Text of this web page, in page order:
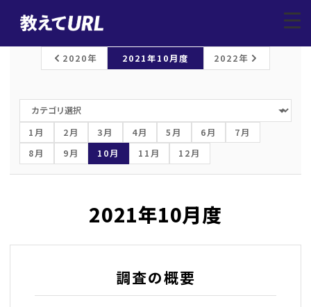
レポートトップ/上場企業調査
2020年 2021年10月度 2022年
1月 2月 3月 4月 5月 6月
7月
8月
9月 10月 11月 12月
2021年10月度
調査の概要